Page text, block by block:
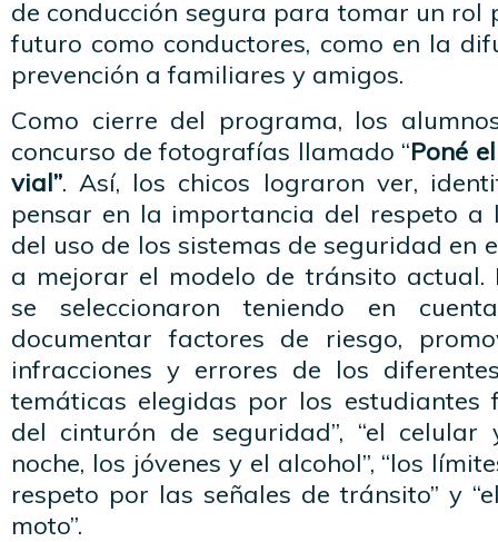
de conducción segura para tomar un rol
futuro como conductores, como en la
prevención a familiares y amigos.
Como cierre del programa, los
concurso de fotografías llamado “Poné
vial”. Así, los chicos lograron ver,
pensar en la importancia del respeto a
del uso de los sistemas de seguridad en
a mejorar el modelo de tránsito actual.
se seleccionaron teniendo en
documentar factores de riesgo,
infracciones y errores de los
temáticas elegidas por los estudiantes
del cinturón de seguridad”, “el celular
noche, los jóvenes y el alcohol”, “los
respeto por las señales de tránsito” y
moto”.